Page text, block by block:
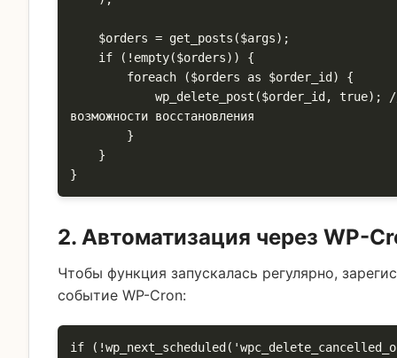
возможности восстановления
}
2. Автоматизация через WP-
Чтобы функция запускалась регулярно,
событие WP-Cron:
if